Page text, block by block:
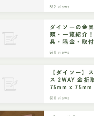
852 views
ダイソーの金
類・一覧紹介
具・隅金・取
670 views
【ダイソー】
ス 2WAY 金折
75mm x 75mm
650 views